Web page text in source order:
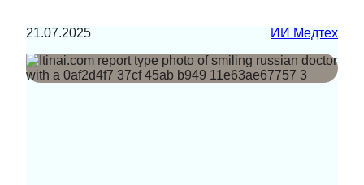
21.07.2025 ИИ Медтех